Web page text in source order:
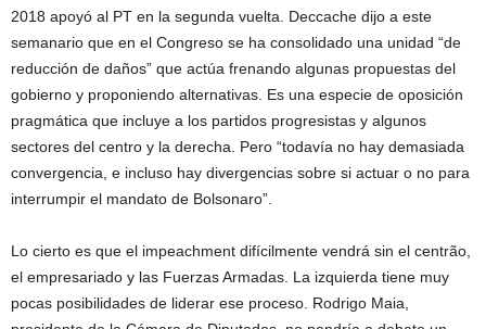
2018 apoyó al PT en la segunda vuelta. Deccache dijo a este
semanario que en el Congreso se ha consolidado una unidad “de
reducción de daños” que actúa frenando algunas propuestas del
gobierno y proponiendo alternativas. Es una especie de oposición
pragmática que incluye a los partidos progresistas y algunos
sectores del centro y la derecha. Pero “todavía no hay demasiada
convergencia, e incluso hay divergencias sobre si actuar o no para
interrumpir el mandato de Bolsonaro”.
Lo cierto es que el impeachment difícilmente vendrá sin el centrão,
el empresariado y las Fuerzas Armadas. La izquierda tiene muy
pocas posibilidades de liderar ese proceso. Rodrigo Maia,